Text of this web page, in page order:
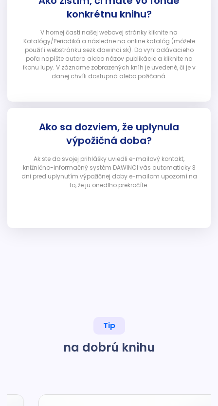
konkrétnu knihu?
V hornej časti našej webovej stránky kliknite na
Katalógy/Periodiká a následne na online katalóg (môžete
použiť i webstránku sezk.dawinci.sk). Do vyhľadávacieho
poľa napíšte autora alebo názov publikácie a kliknite na
ikonu lupy. V zázname zobrazených kníh je uvedené, či je v
danej chvíli dostupná alebo požičaná.
Ako sa dozviem, že uplynula
výpožičná doba?
Ak ste do svojej prihlášky uviedli e-mailový kontakt,
knižnično-informačný systém DAWINCI vás automaticky 3
dni pred uplynutím výpožičnej doby e-mailom upozorní na
to, že ju onedlho prekročíte.
Tip
na dobrú knihu